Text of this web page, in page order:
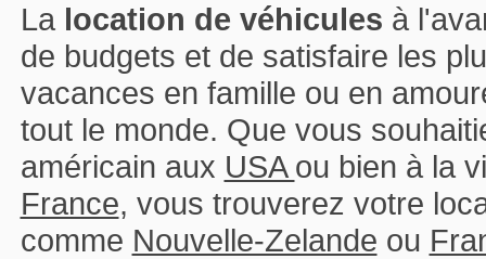
La location de véhicules à
de budgets et de satisfaire les
vacances en famille ou en
tout le monde. Que vous
américain aux USA ou bien à la
France, vous trouverez votre
comme Nouvelle-Zelande ou